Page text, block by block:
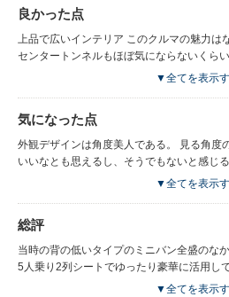
良かった点
上品で広いインテリア このクルマの魅力は
センタートンネルもほぼ気にならないくらいの高さ。 サイド
ー 運転席側が壁の自宅ガレージでは、左右
り、燃費も優れていた。 街中では6～9km程
なしく走れば15kmくらいまでいく。
▼全てを表示
気になった点
外観デザインは角度美人である。 見る角度
いいなとも思えるし、そうでもないと感じることがある
セイの兄弟車のため、質感はそれに準じる
ま、買える値段ではなくなるが。 CD式のナビゲーションシステムは、当時
としても時代遅れ。
▼全てを表示
総評
当時の背の低いタイプのミニバン全盛のな
5人乗り2列シートでゆったり豪華に活用し
コンセプトを気に入ったのが購入動機。 市
▼全てを表示